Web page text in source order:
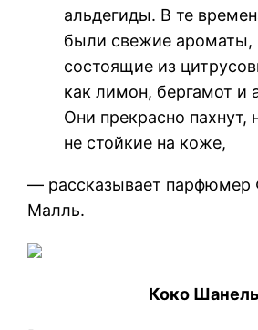
альдегиды. В те
были свежие ароматы,
состоящие из
как лимон, бергамот и
Они прекрасно пахнут,
не стойкие на коже,
— рассказывает парфюмер
Малль.
Коко Шанель